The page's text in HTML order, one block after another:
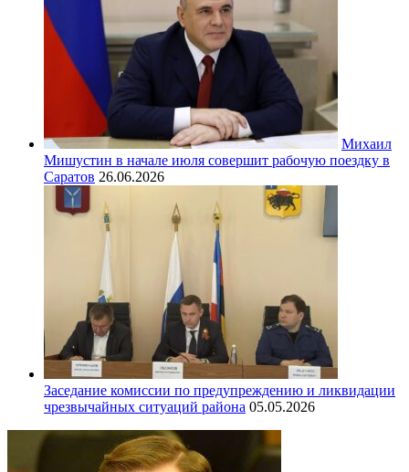
Михаил
Мишустин в начале июля совершит рабочую поездку в
Саратов 26.06.2026
Заседание комиссии по предупреждению и ликвидации
чрезвычайных ситуаций района 05.05.2026